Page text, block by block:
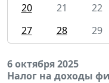
20
21 22
27
28 29
6 октября 2025
Налог на доходы